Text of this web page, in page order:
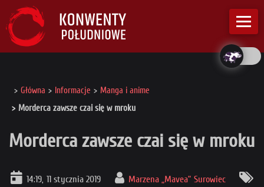
Główna Informacje
Manga i anime
Morderca zawsze czai się w mroku
Morderca zawsze czai się w mroku
14:19, 11 stycznia 2019
Marzena „Mavea” Surowiec